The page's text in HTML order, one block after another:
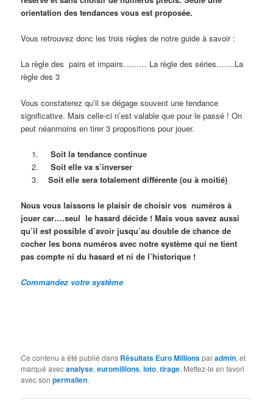
orientation des tendances vous est proposée.
Vous retrouvez donc les trois règles de notre guide à savoir :
La règle des pairs et impairs……… La règle des séries…….La
règle des 3
Vous constaterez qu’il se dégage souvent une tendance
significative. Mais celle-ci n’est valable que pour le passé ! On
peut néanmoins en tirer 3 propositions pour jouer.
Soit la tendance continue
Soit elle va s’inverser
Soit elle sera totalement différente (ou à moitié)
Nous vous laissons le plaisir de choisir vos numéros à
jouer car….seul le hasard décide ! Mais vous savez aussi
qu’il est possible d’avoir jusqu’au double de chance de
cocher les bons numéros avec notre système qui ne tient
pas compte ni du hasard et ni de l’historique !
Commandez votre système
Ce contenu a été publié dans Résultats Euro Millionsparadmin, et
marqué avecanalyse,euromillions,loto,tirage. Mettez-le en favori
avec sonpermalien.